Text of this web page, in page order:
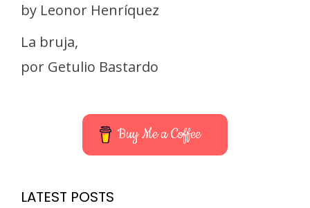
by Leonor Henríquez
La bruja,
por Getulio Bastardo
Buy Me a Coffee
LATEST POSTS